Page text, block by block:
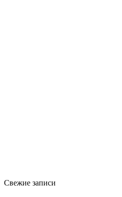
Свежие записи